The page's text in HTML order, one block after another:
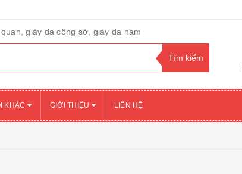
giày da công sở, giày da nam
KHÁC GIỚI THIỆU LIÊN HỆ